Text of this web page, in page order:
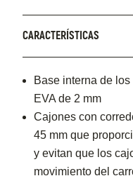
CARACTERÍSTICAS
Base interna de
EVA de 2 mm
Cajones con
45 mm que
y evitan que los
movimiento del